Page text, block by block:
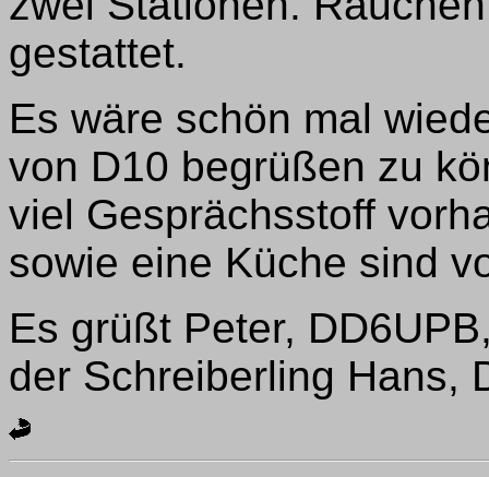
gestattet.
Es wäre schön mal
von D10 begrüßen zu
viel Gesprächsstoff
sowie eine Küche sind
Es grüßt Peter,
der Schreiberling Hans,